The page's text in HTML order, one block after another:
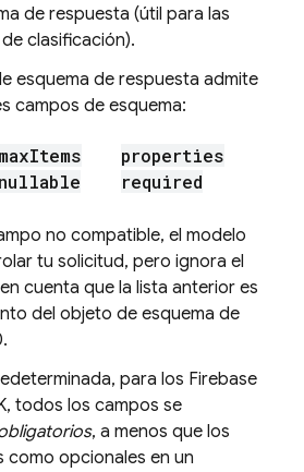
de respuesta (útil para las
clasificación).
esquema de respuesta admite
campos de esquema:
maxItems
nullable
properties
required
no compatible, el modelo
tu solicitud, pero ignora el
cuenta que la lista anterior es
del objeto de esquema de
para los Firebase
todos los campos se
, a menos que los
como opcionales en un